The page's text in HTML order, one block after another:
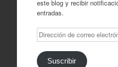
este blog y recibir
entradas.
Dirección
de
correo
electrónico
Suscribir